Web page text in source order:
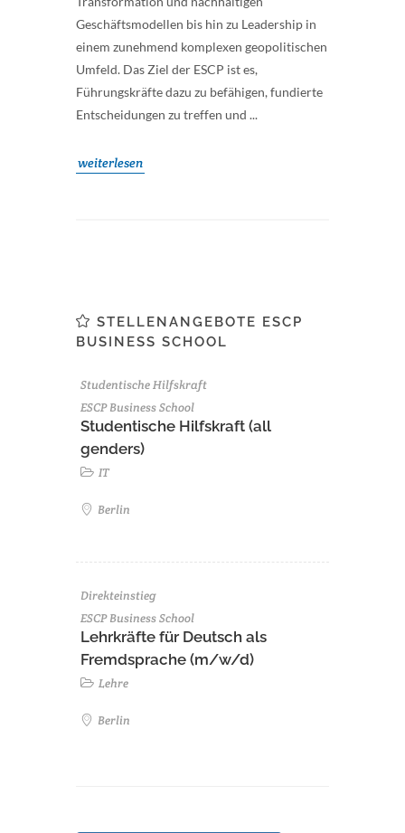
Geschäftsmodellen bis hin zu Leadership in
einem zunehmend komplexen geopolitischen
Umfeld. Das Ziel der ESCP ist es,
Führungskräfte dazu zu befähigen, fundierte
Entscheidungen zu treffen und ...
weiterlesen
STELLENANGEBOTE ESCP
BUSINESS SCHOOL
Studentische Hilfskraft
ESCP Business School
Studentische Hilfskraft (all
genders)
IT
Berlin
Direkteinstieg
ESCP Business School
Lehrkräfte für Deutsch als
Fremdsprache (m/w/d)
Lehre
Berlin